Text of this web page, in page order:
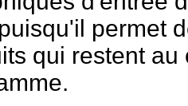
permet
qui restent